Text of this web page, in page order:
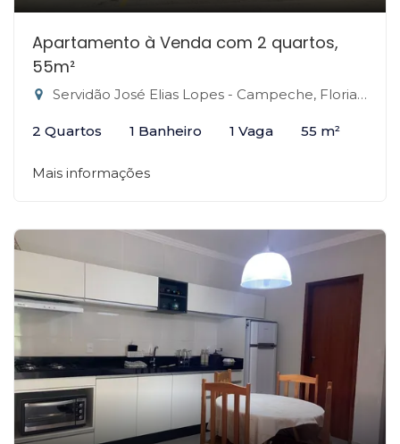
Apartamento à Venda com 2 quartos,
55m²
Servidão José Elias Lopes - Campeche, Florianópolis-SC
2 Quartos 1 Banheiro 1 Vaga 55 m²
Mais informações